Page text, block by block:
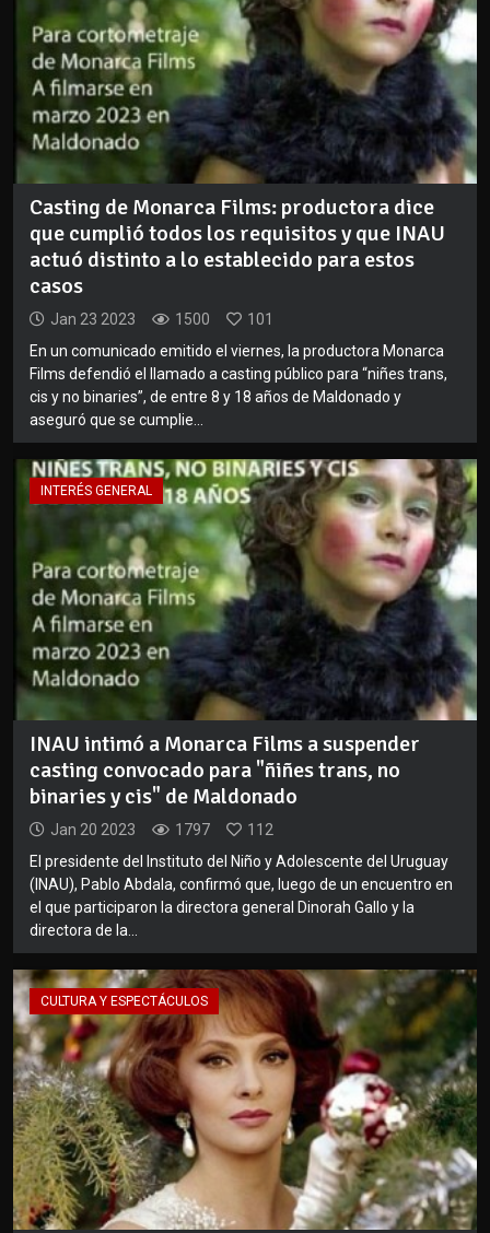
Casting de Monarca Films: productora dice
que cumplió todos los requisitos y que INAU
actuó distinto a lo establecido para estos
casos
Jan 23 2023 1500
101
En un comunicado emitido el viernes, la productora Monarca
Films defendió el llamado a casting público para “niñes trans,
cis y no binaries”, de entre 8 y 18 años de Maldonado y
aseguró que se cumplie...
INTERÉS GENERAL
INAU intimó a Monarca Films a suspender
casting convocado para "ñiñes trans, no
binaries y cis" de Maldonado
Jan 20 2023 1797
112
El presidente del Instituto del Niño y Adolescente del Uruguay
(INAU), Pablo Abdala, confirmó que, luego de un encuentro en
el que participaron la directora general Dinorah Gallo y la
directora de la...
CULTURA Y ESPECTÁCULOS